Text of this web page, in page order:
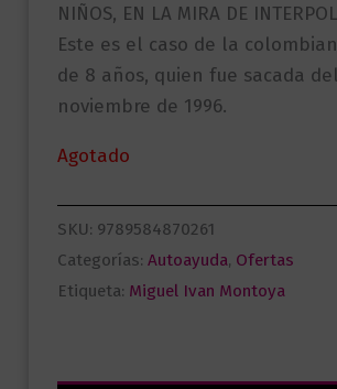
NIÑOS, EN LA MIRA DE INTERPOL
Este es el caso de la
de 8 años, quien fue sacada
noviembre de 1996.
Agotado
SKU: 9789584870261
Categorías: Autoayuda, Ofertas
Etiqueta: Miguel Ivan Montoya